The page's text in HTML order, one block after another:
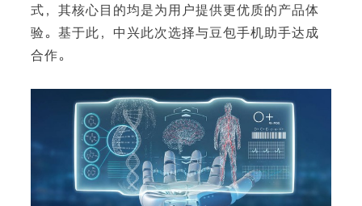
式，其核心目的均是为用户提供更优质的产品体
验。基于此，中兴此次选择与豆包手机助手达成
合作。